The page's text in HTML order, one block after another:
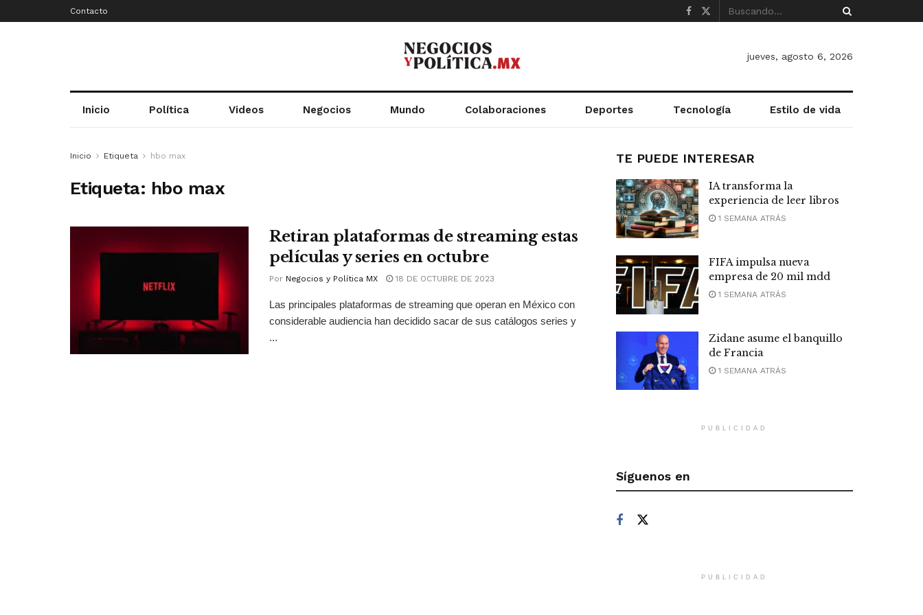
Contacto
jueves, agosto 6, 2026
Inicio Política Videos Negocios Mundo Colaboraciones Deportes Tecnología Estilo de vida
Inicio Etiqueta hbo max
Etiqueta: hbo max
Retiran plataformas de streaming estas
películas y series en octubre
Por Negocios y Política MX 18 DE OCTUBRE DE 2023
Las principales plataformas de streaming que operan en México con
considerable audiencia han decidido sacar de sus catálogos series y
...
TE PUEDE INTERESAR
IA transforma la
experiencia de leer libros
1 SEMANA ATRÁS
FIFA impulsa nueva
empresa de 20 mil mdd
1 SEMANA ATRÁS
Zidane asume el banquillo
de Francia
1 SEMANA ATRÁS
PUBLICIDAD
Síguenos en
PUBLICIDAD